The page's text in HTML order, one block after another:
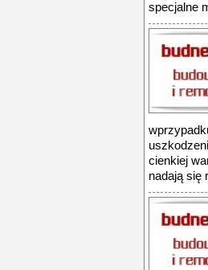
specjalne
cienkiej
nadają się